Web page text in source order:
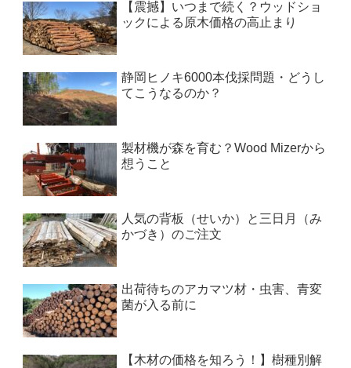
【震撼】いつまで続く？ウッドショ
ックによる原木価格の高止まり
静岡ヒノキ6000本伐採問題・どうし
てこうなるのか？
製材機が森を育む？Wood Mizerから
想うこと
人気の背板（せいか）と三日月（み
かづき）のご注文
出荷待ちのアカマツ材・虫害、青変
菌が入る前に
【木材の価格を知ろう！】樹種別解